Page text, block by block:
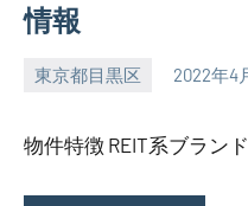
情報
東京都目黒区 2022年4
SEZIMO
物件特徴 REIT系ブラン